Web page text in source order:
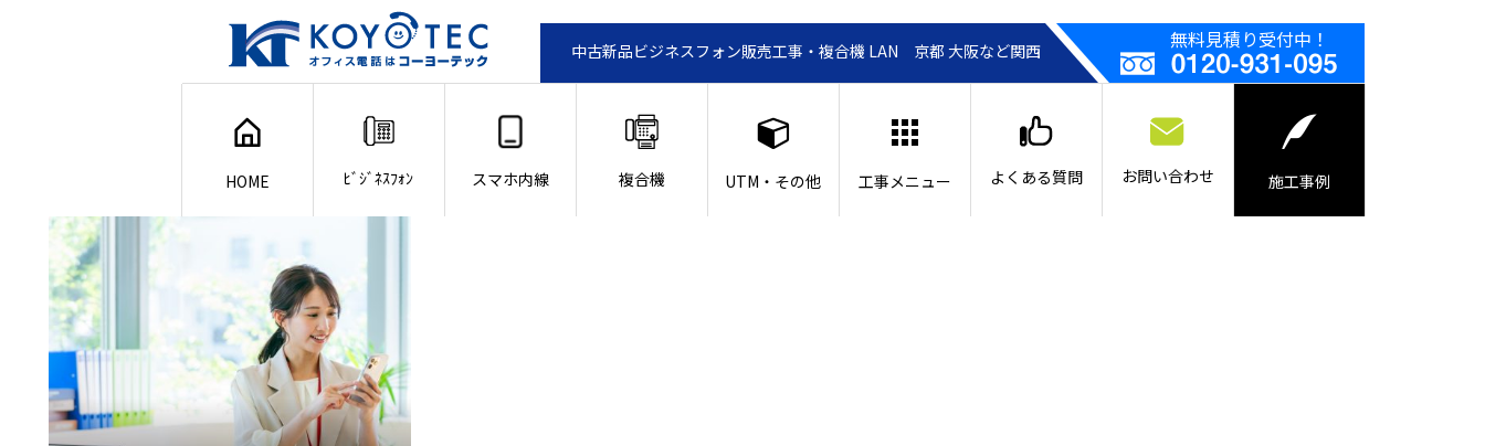
中古新品ビジネスフォン販売工事・複合機 LAN 京都 大阪など関西 無料見積り受付中！
HOME ﾋﾞｼﾞﾈｽﾌｫﾝ スマホ内線 複合機 UTM・その他 工事メニュー よくある質問 お問い合わせ 施工事例